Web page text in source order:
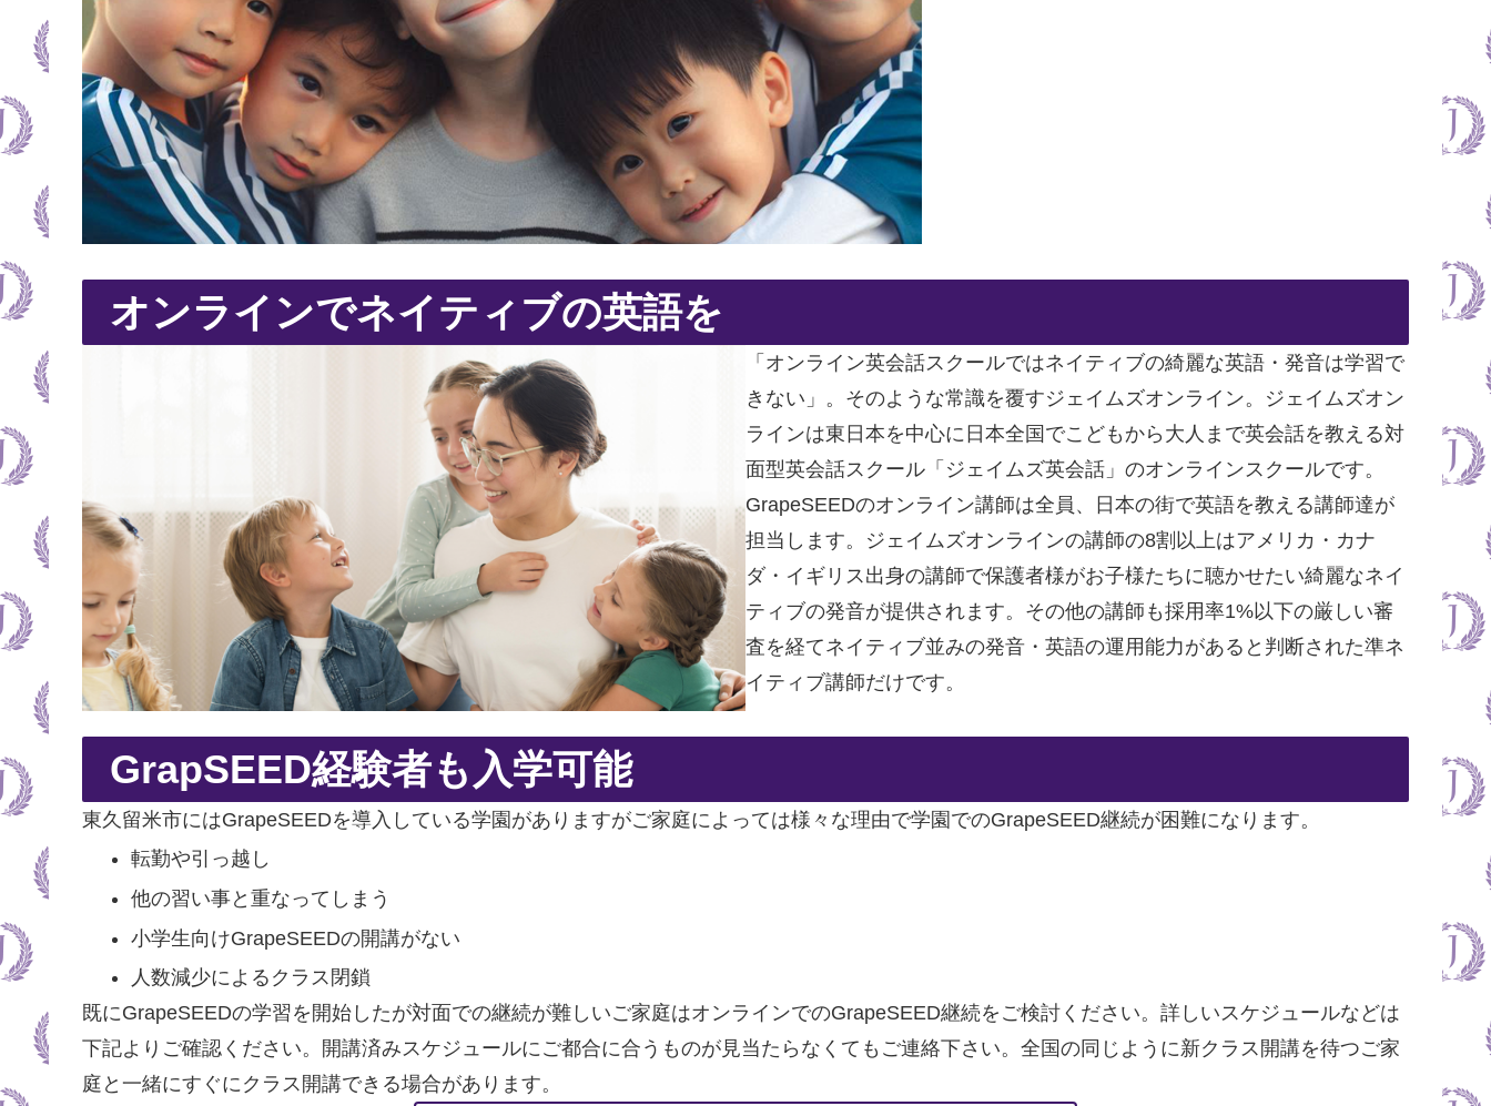
オンラインでネイティブの英語を
「オンライン英会話スクールではネイティブの綺麗な英語・発音は学習で
きない」。そのような常識を覆すジェイムズオンライン。ジェイムズオン
ラインは東日本を中心に日本全国でこどもから大人まで英会話を教える対
面型英会話スクール「ジェイムズ英会話」のオンラインスクールです。
GrapeSEEDのオンライン講師は全員、日本の街で英語を教える講師達が
担当します。ジェイムズオンラインの講師の8割以上はアメリカ・カナ
ダ・イギリス出身の講師で保護者様がお子様たちに聴かせたい綺麗なネイ
ティブの発音が提供されます。その他の講師も採用率1%以下の厳しい審
査を経てネイティブ並みの発音・英語の運用能力があると判断された準ネ
イティブ講師だけです。
GrapSEED経験者も入学可能
東久留米市にはGrapeSEEDを導入している学園がありますがご家庭によっては様々な理由で学園でのGrapeSEED継続が困難になります。
転勤や引っ越し
他の習い事と重なってしまう
小学生向けGrapeSEEDの開講がない
人数減少によるクラス閉鎖
既にGrapeSEEDの学習を開始したが対面での継続が難しいご家庭はオンラインでのGrapeSEED継続をご検討ください。詳しいスケジュールなどは
下記よりご確認ください。開講済みスケジュールにご都合に合うものが見当たらなくてもご連絡下さい。全国の同じように新クラス開講を待つご家
庭と一緒にすぐにクラス開講できる場合があります。